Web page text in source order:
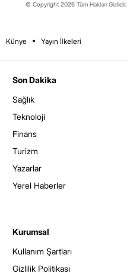
© Copyright 2026 Tüm Hakları Gizlidir.
Künye Yayın İlkeleri
Son Dakika
Sağlık
Teknoloji
Finans
Turizm
Yazarlar
Yerel Haberler
Kurumsal
Kullanım Şartları
Gizlilik Politikası